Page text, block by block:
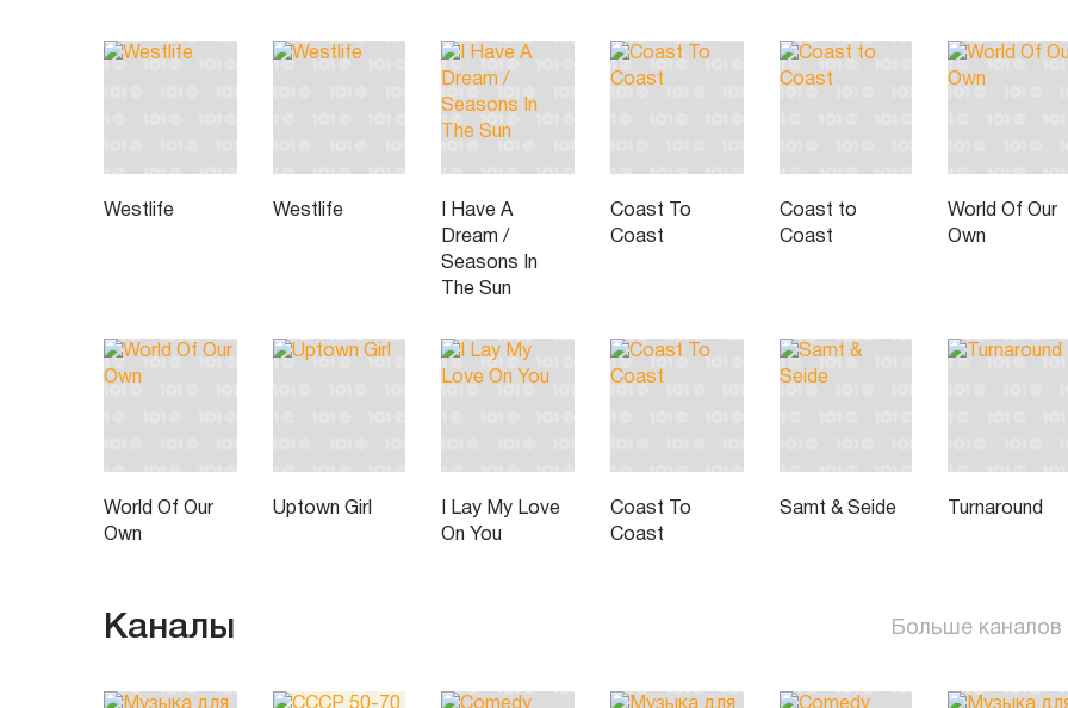
Westlife Westlife
I Have A
Dream /
Seasons In
The Sun
Coast To
Coast
Coast to
Coast
World Of Our
Own
World Of Our
Own
Uptown Girl
I Lay My Love
On You
Coast To
Coast
Samt & Seide Turnaround
Каналы Больше каналов